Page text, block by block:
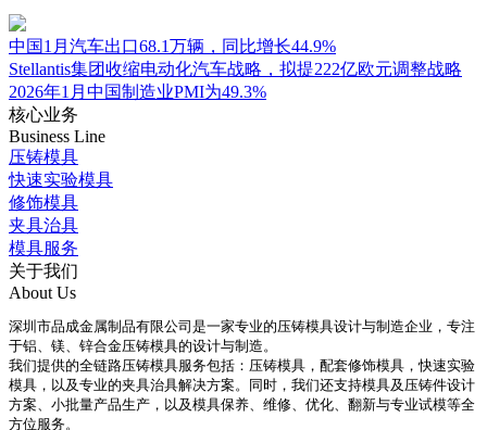
中国1月汽车出口68.1万辆，同比增长44.9%
Stellantis集团收缩电动化汽车战略，拟提222亿欧元调整战略
2026年1月中国制造业PMI为49.3%
核心业务
Business Line
压铸模具
快速实验模具
修饰模具
夹具治具
模具服务
关于我们
About Us
深圳市品成金属制品有限公司是一家专业的压铸模具设计与制造企业，专注
于铝、镁、锌合金压铸模具的设计与制造。
我们提供的全链路压铸模具服务包括：压铸模具，配套修饰模具，快速实验
模具，以及专业的夹具治具解决方案。同时，我们还支持模具及压铸件设计
方案、小批量产品生产，以及模具保养、维修、优化、翻新与专业试模等全
方位服务。